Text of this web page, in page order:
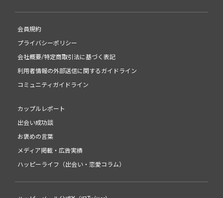
会員規約
プライバシーポリシー
会社概要/特定商取引法に基づく表記
利用者情報の外部送信に関するガイドライン
コミュニティガイドライン
カップルレポート
出会い成功談
お褒めの言葉
メディア掲載・広告実績
ハッピーライフ（出会い・恋愛コラム）